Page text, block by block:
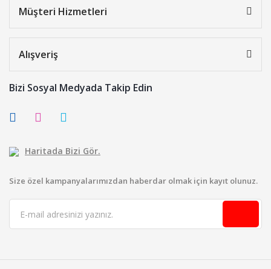
Müşteri Hizmetleri
Alışveriş
Bizi Sosyal Medyada Takip Edin
Haritada Bizi Gör.
Size özel kampanyalarımızdan haberdar olmak için kayıt olunuz.